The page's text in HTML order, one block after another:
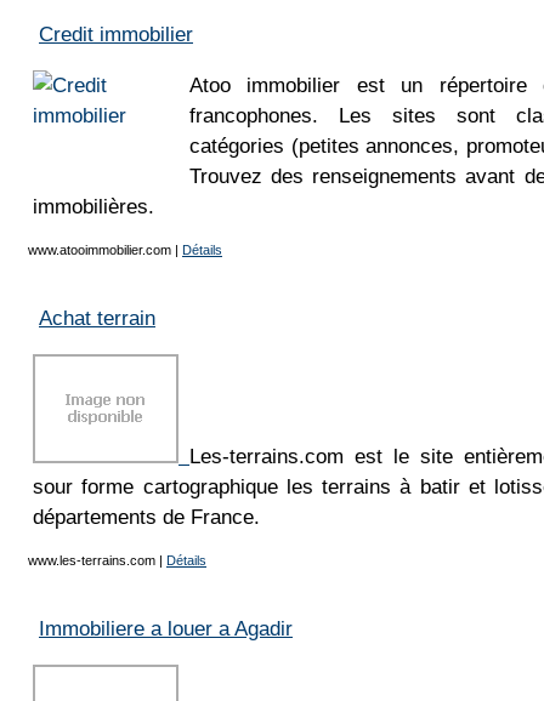
Credit immobilier
Atoo immobilier est un répertoire
francophones. Les sites sont
catégories (petites annonces,
Trouvez des renseignements avant
immobilières.
www.atooimmobilier.com | Détails
Achat terrain
Les-terrains.com est le site
sour forme cartographique les terrains à batir et
départements de France.
www.les-terrains.com | Détails
Immobiliere a louer a Agadir